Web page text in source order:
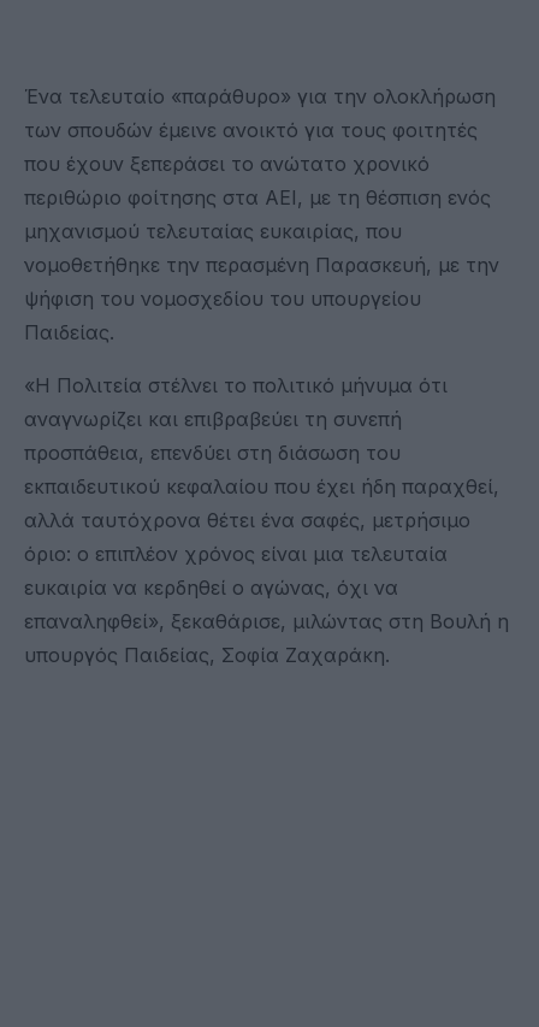
Ένα τελευταίο «παράθυρο» για την ολοκλήρωση
των σπουδών έμεινε ανοικτό για τους φοιτητές
που έχουν ξεπεράσει το ανώτατο χρονικό
περιθώριο φοίτησης στα ΑΕΙ, με τη θέσπιση ενός
μηχανισμού τελευταίας ευκαιρίας, που
νομοθετήθηκε την περασμένη Παρασκευή, με την
ψήφιση του νομοσχεδίου του υπουργείου
Παιδείας.
«Η Πολιτεία στέλνει το πολιτικό μήνυμα ότι
αναγνωρίζει και επιβραβεύει τη συνεπή
προσπάθεια, επενδύει στη διάσωση του
εκπαιδευτικού κεφαλαίου που έχει ήδη παραχθεί,
αλλά ταυτόχρονα θέτει ένα σαφές, μετρήσιμο
όριο: ο επιπλέον χρόνος είναι μια τελευταία
ευκαιρία να κερδηθεί ο αγώνας, όχι να
επαναληφθεί», ξεκαθάρισε, μιλώντας στη Βουλή η
υπουργός Παιδείας, Σοφία Ζαχαράκη.